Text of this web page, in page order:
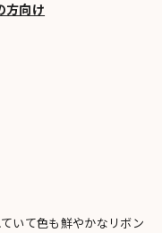
方向け
いて色も鮮やかなリボン